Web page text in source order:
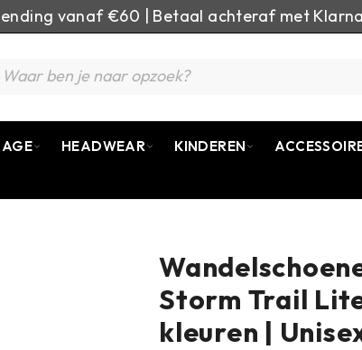
vanaf €60 | Betaal achteraf met
HEADWEAR KINDEREN
Storm Trail
kleuren |